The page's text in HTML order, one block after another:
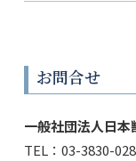
お問合せ
一般社団法人日
TEL：03-3830-